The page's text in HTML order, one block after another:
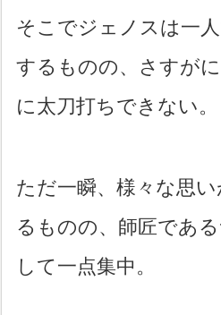
そこでジェノスは一
するものの、さすが
に太刀打ちできない。
ただ一瞬、様々な思
るものの、師匠であ
して一点集中。